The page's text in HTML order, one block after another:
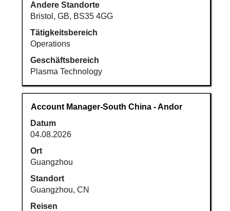
Andere Standorte
Bristol, GB, BS35 4GG
Tätigkeitsbereich
Operations
Geschäftsbereich
Plasma Technology
Stellenbezeichnung
Account Manager-South China - Andor
Datum
04.08.2026
Ort
Guangzhou
Standort
Guangzhou, CN
Reisen
Drücken
Sie
die
Leertaste,
um
die
Stelleninformationen
vollständig
anzuzeigen.